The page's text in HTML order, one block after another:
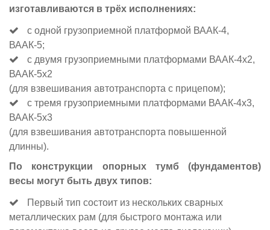
изготавливаются в трёх исполнениях:
с одной грузоприемной платформой ВААК-4,
ВААК-5;
с двумя грузоприемными платформами ВААК-4х2,
ВААК-5х2
(для взвешивания автотранспорта с прицепом);
с тремя грузоприемными платформами ВААК-4х3,
ВААК-5х3
(для взвешивания автотранспорта повышенной
длинны).
По конструкции опорных тумб (фундаментов)
весы могут быть двух типов:
Первый тип состоит из нескольких сварных
металлических рам (для быстрого монтажа или